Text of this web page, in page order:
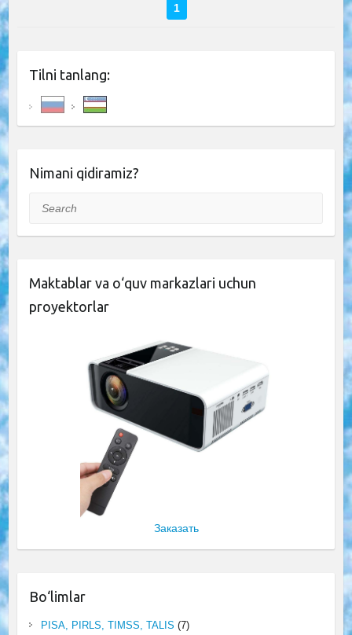
1
Tilni tanlang:
Nimani qidiramiz?
Search
Maktablar va o‘quv markazlari uchun
proyektorlar
Заказать
Bo‘limlar
PISA, PIRLS, TIMSS, TALIS (7)